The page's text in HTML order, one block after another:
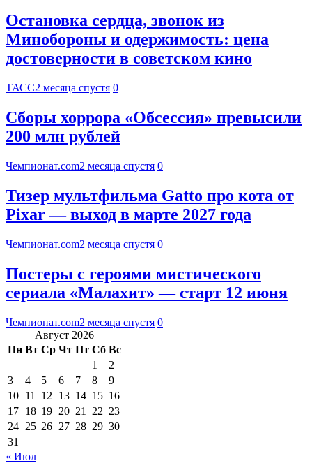
Остановка сердца, звонок из
Минобороны и одержимость: цена
достоверности в советском кино
ТАСС2 месяца спустя 0
Сборы хоррора «Обсессия» превысили
200 млн рублей
Чемпионат.com2 месяца спустя 0
Тизер мультфильма Gatto про кота от
Pixar — выход в марте 2027 года
Чемпионат.com2 месяца спустя 0
Постеры с героями мистического
сериала «Малахит» — старт 12 июня
Чемпионат.com2 месяца спустя 0
Август 2026
Пн Вт Ср Чт Пт Сб Вс
1
2
3
4 5 6 7 8
9
10 11 12 13 14 15 16
17 18 19 20 21 22 23
24 25 26 27 28 29 30
31
« Июл